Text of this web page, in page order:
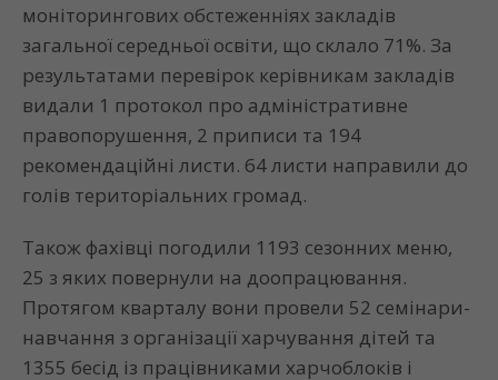
моніторингових обстеженніях закладів
загальної середньої освіти, що склало 71%. За
результатами перевірок керівникам закладів
видали 1 протокол про адміністративне
правопорушення, 2 приписи та 194
рекомендаційні листи. 64 листи направили до
голів територіальних громад.
Також фахівці погодили 1193 сезонних меню,
25 з яких повернули на доопрацювання.
Протягом кварталу вони провели 52 семінари-
навчання з організації харчування дітей та
1355 бесід із працівниками харчоблоків і